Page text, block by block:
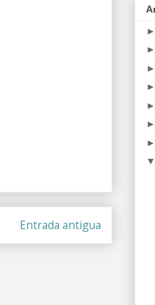
Entrada antigua
►
►
►
►
►
►
►
▼